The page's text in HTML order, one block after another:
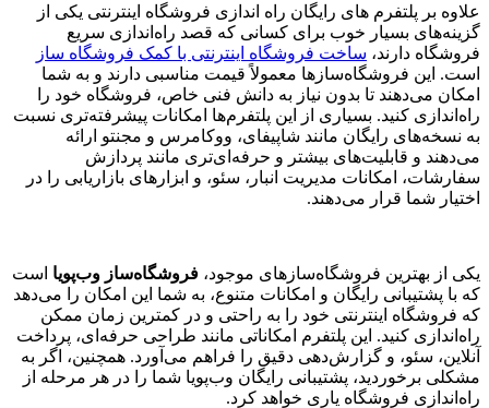
علاوه بر پلتفرم های رایگان راه اندازی فروشگاه اینترنتی یکی از
گزینه‌های بسیار خوب برای کسانی که قصد راه‌اندازی سریع
فروشگاه دارند، ساخت فروشگاه اینترنتی با کمک فروشگاه ساز
است. این فروشگاه‌سازها معمولاً قیمت مناسبی دارند و به شما
امکان می‌دهند تا بدون نیاز به دانش فنی خاص، فروشگاه خود را
راه‌اندازی کنید. بسیاری از این پلتفرم‌ها امکانات پیشرفته‌تری نسبت
به نسخه‌های رایگان مانند شاپیفای، ووکامرس و مجنتو ارائه
می‌دهند و قابلیت‌های بیشتر و حرفه‌ای‌تری مانند پردازش
سفارشات، امکانات مدیریت انبار، سئو، و ابزارهای بازاریابی را در
اختیار شما قرار می‌دهند.
یکی از بهترین فروشگاه‌سازهای موجود، فروشگاه‌ساز وب‌پویا است
که با پشتیبانی رایگان و امکانات متنوع، به شما این امکان را می‌دهد
که فروشگاه اینترنتی خود را به راحتی و در کمترین زمان ممکن
راه‌اندازی کنید. این پلتفرم امکاناتی مانند طراحی حرفه‌ای، پرداخت
آنلاین، سئو، و گزارش‌دهی دقیق را فراهم می‌آورد. همچنین، اگر به
مشکلی برخوردید، پشتیبانی رایگان وب‌پویا شما را در هر مرحله از
راه‌اندازی فروشگاه یاری خواهد کرد.